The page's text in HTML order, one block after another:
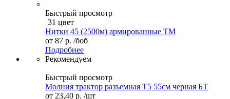
Быстрый просмотр
31 цвет
Нитки 45 (2500м) армированные ТМ
от 87 р. /боб
Подробнее
Рекомендуем
Быстрый просмотр
Молния трактор разъемная Т5 55см черная БТ
от 23,40 р. /шт